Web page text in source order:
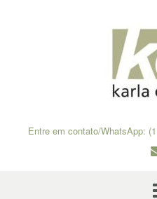
Entre em contato/WhatsApp: